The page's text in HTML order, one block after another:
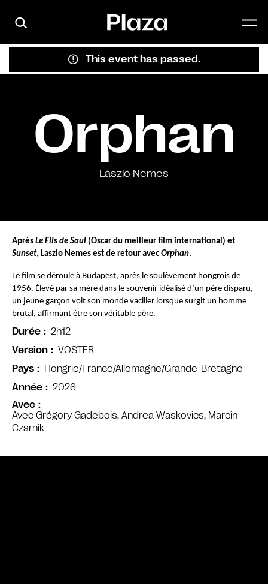
This event has passed.
Orphan
László Nemes
Avec
Avec Grégory Gadebois, Andrea Waskovics, Marcin
Czarnik
Après Le Fils de Saul
Sunset, Laszlo Nemes est de retour avec Orphan.
Le film se déroule à Budapest, après le soulèvement hongrois de
1956. Élevé par sa mère dans le souvenir idéalisé d’un père disparu,
un jeune garçon voit son monde vaciller lorsque surgit un homme
brutal, affirmant être son véritable père.
Durée
2h12
Version
VOSTFR
Pays
Hongrie/France/Allemagne/Grande-Bretagne
Année
2026